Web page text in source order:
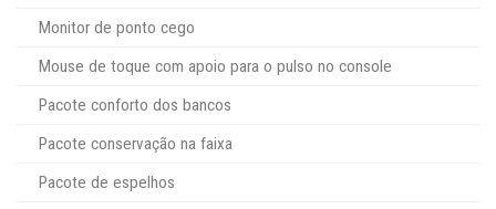
Monitor de ponto cego
Mouse de toque com apoio para o pulso no console
Pacote conforto dos bancos
Pacote conservação na faixa
Pacote de espelhos